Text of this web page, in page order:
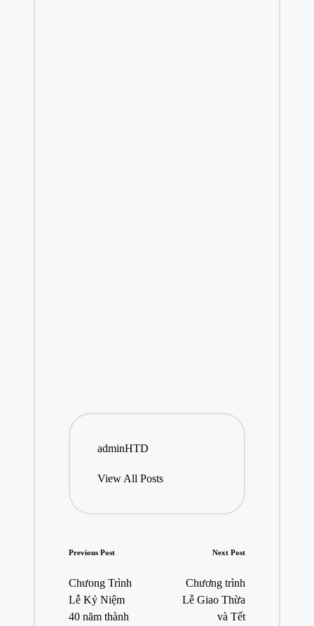
adminHTD
View All Posts
Post
navigation
Previous Post
Chưong Trình
Lễ Kỷ Niệm
40 năm thành
Next Post
Chương trình
Lễ Giao Thừa
và Tết